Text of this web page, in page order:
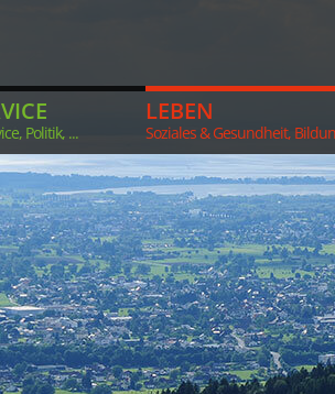
Politik, ...
LEBEN
Soziales & Gesundheit,